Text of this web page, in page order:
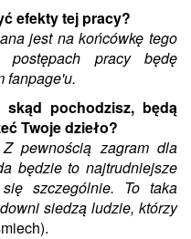
efekty tej pracy?
jest na końcówkę tego
pracy będę
fanpage'u.
skąd pochodzisz, będą
Twoje dzieło?
pewnością zagram dla
będzie to najtrudniejsze
szczególnie. To taka
siedzą ludzie, którzy